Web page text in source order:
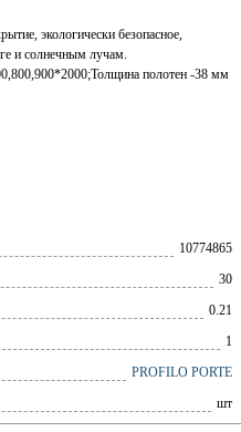
экологически безопасное,
и солнечным лучам.
полотен -38 мм
10774865
30
0.21
1
PROFILO PORTE
шт